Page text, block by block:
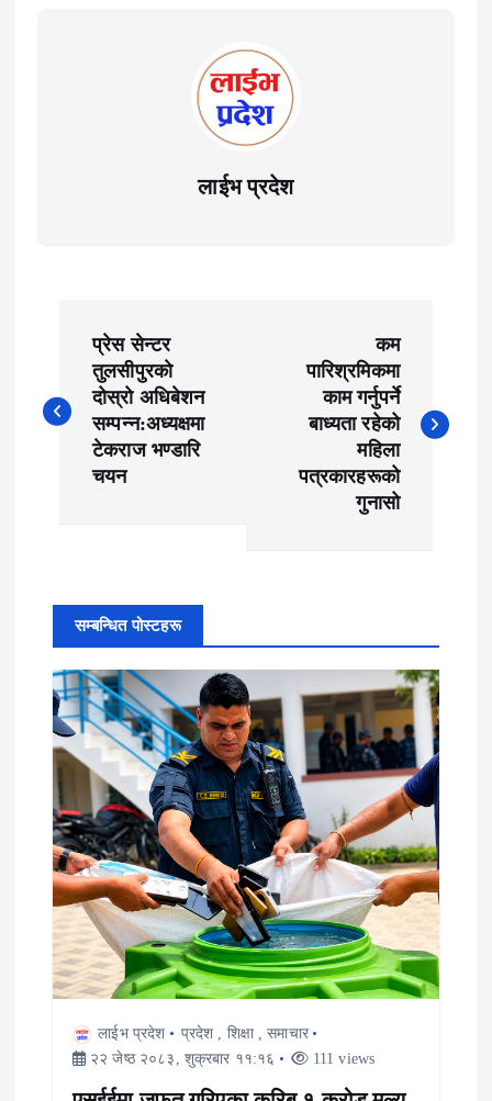
लाईभ प्रदेश
s
g
a
o
n
प्रेस सेन्टर
तुलसीपुरकाे
दोस्रो अधिबेशन
सम्पन्न:अध्यक्षमा
टेकराज भण्डारि
चयन
कम
पारिश्रमिकमा
काम गर्नुपर्ने
बाध्यता रहेको
महिला
पत्रकारहरूको
गुनासो
सम्बन्धित पोस्टहरू
लाईभ प्रदेश प्रदेश शिक्षा,समाचार
२२ जेष्ठ २०८३, शुक्रबार ११:१६
111 views